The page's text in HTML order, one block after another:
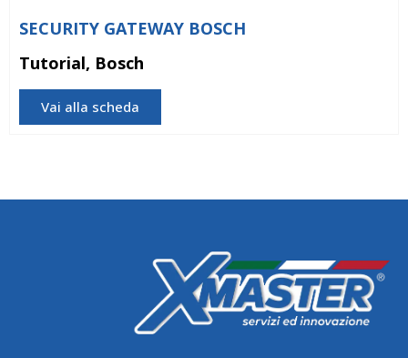
SECURITY GATEWAY BOSCH
Tutorial, Bosch
Vai alla scheda